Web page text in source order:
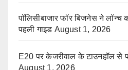
पॉलिसीबाजार फॉर बिजनेस ने लॉन्च
पहली गाइड August 1, 2026
E20 पर केजरीवाल के टाउनहॉल से
August 1, 2026